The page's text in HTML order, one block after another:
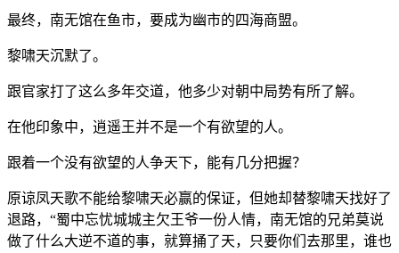
最终，南无馆在鱼市，要成为幽市的四海商盟。
黎啸天沉默了。
跟官家打了这么多年交道，他多少对朝中局势有所了解。
在他印象中，逍遥王并不是一个有欲望的人。
跟着一个没有欲望的人争天下，能有几分把握？
原谅凤天歌不能给黎啸天必赢的保证，但她却替黎啸天找好了
退路，“蜀中忘忧城城主欠王爷一份人情，南无馆的兄弟莫说
做了什么大逆不道的事，就算捅了天，只要你们去那里，谁也